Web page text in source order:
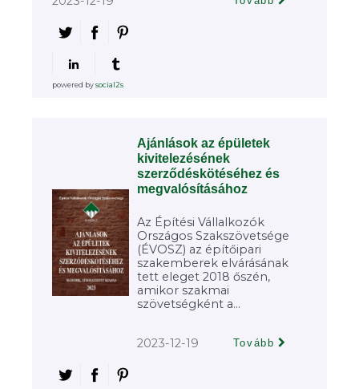
powered bysocial2s
Ajánlások az épületek
kivitelezésének
szerződéskötéséhez és
megvalósításához
Az Építési Vállalkozók
Országos Szakszövetsége
(ÉVOSZ) az építőipari
szakemberek elvárásának
tett eleget 2018 őszén,
amikor szakmai
szövetségként a...
2023-12-19 Tovább